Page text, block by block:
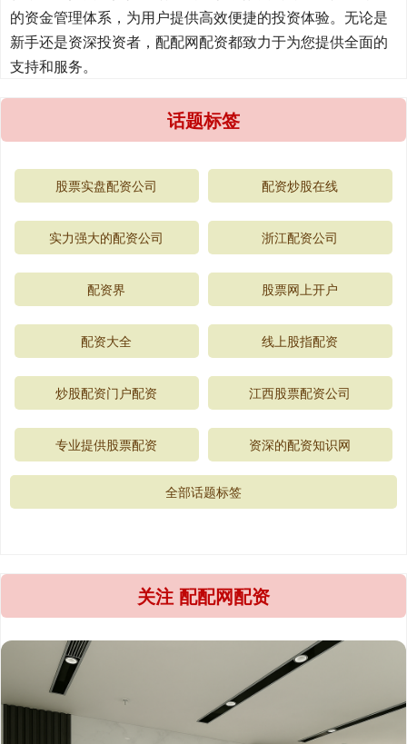
的资金管理体系，为用户提供高效便捷的投资体验。无论是
新手还是资深投资者，配配网配资都致力于为您提供全面的
支持和服务。
话题标签
股票实盘配资公司 配资炒股在线
实力强大的配资公司 浙江配资公司
配资界 股票网上开户
配资大全 线上股指配资
炒股配资门户配资 江西股票配资公司
专业提供股票配资 资深的配资知识网
全部话题标签
关注 配配网配资